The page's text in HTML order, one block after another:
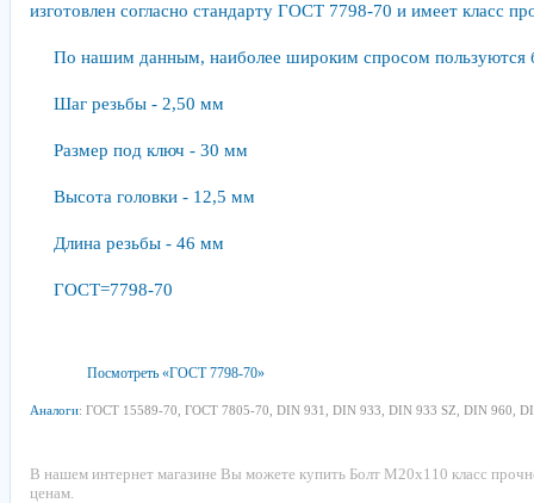
изготовлен согласно стандарту ГОСТ 7798-70 и имеет класс
По нашим данным, наиболее широким спросом
Шаг резьбы - 2,50 мм
Размер под ключ - 30 мм
Высота головки - 12,5 мм
Длина резьбы - 46 мм
ГОСТ=7798-70
Посмотреть «ГОСТ 7798-70»
Аналоги: ГОСТ 15589-70, ГОСТ 7805-70, DIN 931, DIN 933, DIN 933 SZ, DIN 960,
В нашем интернет магазине Вы можете купить Болт М20х110 класс
ценам.